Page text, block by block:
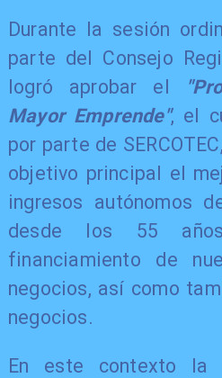
Durante la sesión
parte del Consejo
logró aprobar el
Mayor Emprende", el
por parte de
objetivo principal el
ingresos autónomos
desde los 55
financiamiento de
negocios, así como
negocios.
En este contexto la